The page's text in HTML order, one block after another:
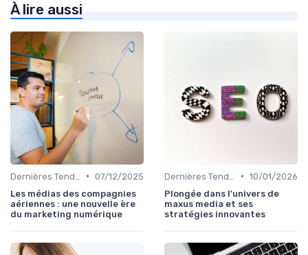
À lire aussi
• 07/12/2025
Les médias des compagnies
aériennes : une nouvelle ère
du marketing numérique
• 10/01/2026
Plongée dans l'univers de
maxus media et ses
stratégies innovantes